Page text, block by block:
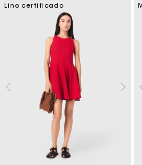
Lino certificado